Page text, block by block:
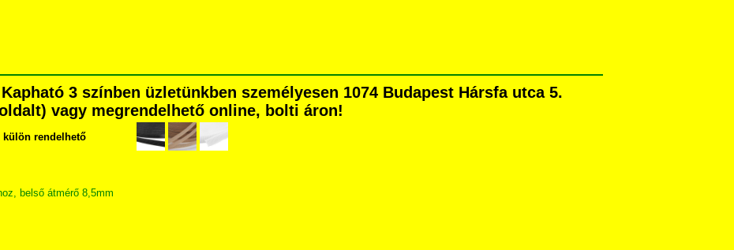
3 színben üzletünkben személyesen 1074 Budapest Hársfa utca 5.
vagy megrendelhető online, bolti áron!
külön rendelhető
belső átmérő 8,5mm